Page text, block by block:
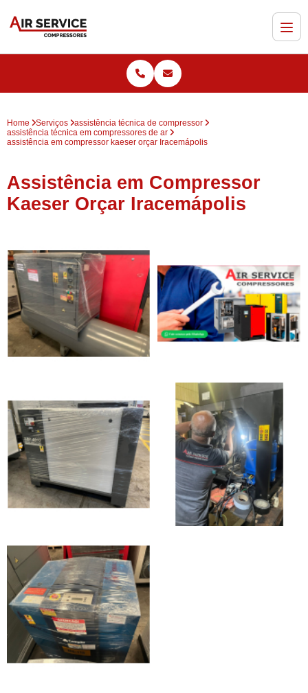
Home Serviços
assistência técnica de compressor
assistência técnica em compressores de ar
assistência em compressor kaeser orçar Iracemápolis
Assistência em Compressor
Kaeser Orçar Iracemápolis